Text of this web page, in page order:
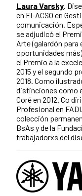
Laura Varsky .
en FLACSO en
comunicación.
se adjudicó el
Arte (galardón para
oportunidades
el Premio a la
2015 y el segundo
2018. Como
distinciones como
Coré en 2012. Co
Profesional en
colección
BsAs y de la
trabajadorxs del